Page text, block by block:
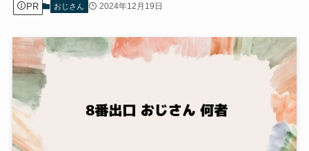
PR おじさん 2024年12月19日